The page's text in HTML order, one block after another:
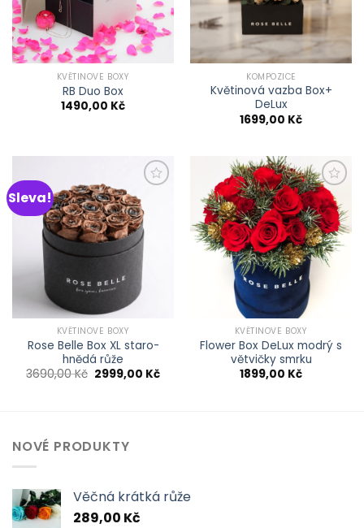
KVĚTINOVÉ BOXY
RB Duo Box
1490,00 Kč
KOMPOZICE
Květinová vazba Box+
DeLux
1699,00 Kč
Sleva!
Přidat do
schránky
KVĚTINOVÉ BOXY
Rose Belle Box XL staro-
hnědá růže
3690,00Kč Původní
2999,00 KčAktuální
Přidat do
schránky
KVĚTINOVÉ BOXY
Flower Box DeLux modrý s
větvičky smrku
1899,00 Kč
NOVÉ PRODUKTY
Věčná krátká růže
289,00 Kč